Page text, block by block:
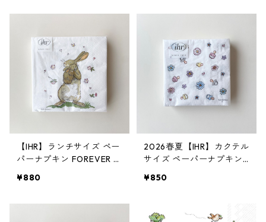
【IHR】ランチサイズ ペー
パーナプキン FOREVER T
Jeram 20枚入り
¥880
2026春夏【IHR】カクテル
サイズ ペーパーナプキン
Anita Jeram 20枚入り
¥850